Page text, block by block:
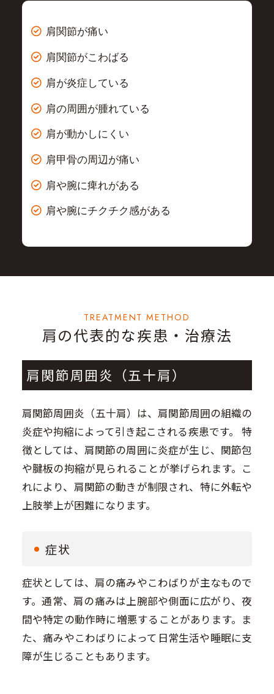
肩関節が痛い
肩関節がこわばる
肩が炎症している
肩の周囲が腫れている
肩が動かしにくい
肩甲骨の周辺が痛い
肩や腕に痺れがある
肩や腕にチクチク感がある
TREATMENT METHOD
肩の代表的な疾患・治療法
肩関節周囲炎（五十肩）
肩関節周囲炎（五十肩）は、肩関節周囲の組織の
炎症や拘縮によって引き起こされる疾患です。 特
徴としては、肩関節の周囲に炎症が生じ、関節包
や腱板の拘縮が見られることが挙げられます。こ
れにより、肩関節の動きが制限され、特に外転や
上肢挙上が困難になります。
症状
症状としては、肩の痛みやこわばりが主なもので
す。通常、肩の痛みは上腕部や側面に広がり、夜
間や特定の動作時に増悪することがあります。ま
た、痛みやこわばりによって日常生活や睡眠に支
障が生じることもあります。